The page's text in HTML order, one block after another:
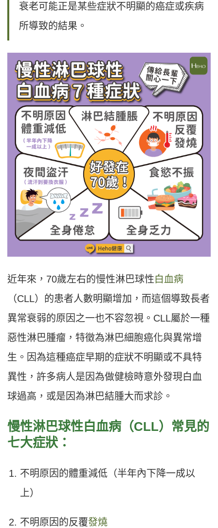
衰老可能正是某些症狀不明顯的癌症或疾病
所導致的結果。
近年來，70歲左右的慢性淋巴球性白血病
（CLL）的患者人數明顯增加，而這個導致長者
異常衰弱的原因之一也不容忽視。CLL屬於一種
惡性淋巴腫瘤，特徵為淋巴細胞癌化與異常增
生。因為這種癌症早期的症狀不明顯或不具特
異性，許多病人是因為做健檢時意外發現白血
球過高，或是因為淋巴結腫大而求診。
慢性淋巴球性白血病（CLL）常見的
七大症狀：
不明原因的體重減低（半年內下降一成以
上）
不明原因的反覆發燒